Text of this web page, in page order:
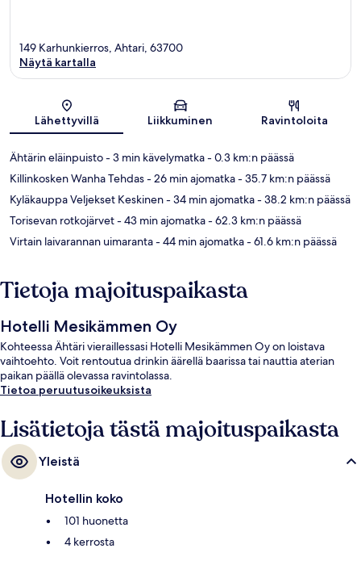
Kartta
149 Karhunkierros, Ahtari, 63700
Näytä kartalla
Lähettyvillä Liikkuminen Ravintoloita
Ähtärin eläinpuisto- 3 min kävelymatka- 0.3 km:n päässä
Killinkosken Wanha Tehdas- 26 min ajomatka- 35.7 km:n päässä
Kyläkauppa Veljekset Keskinen- 34 min ajomatka- 38.2 km:n päässä
Torisevan rotkojärvet- 43 min ajomatka- 62.3 km:n päässä
Virtain laivarannan uimaranta- 44 min ajomatka- 61.6 km:n päässä
Tietoja majoituspaikasta
Hotelli Mesikämmen Oy
Kohteessa Ähtäri vieraillessasi Hotelli Mesikämmen Oy on loistava
vaihtoehto. Voit rentoutua drinkin äärellä baarissa tai nauttia aterian
paikan päällä olevassa ravintolassa.
Tietoa peruutusoikeuksista
Lisätietoja tästä majoituspaikasta
Yleistä
Hotellin koko
101 huonetta
4 kerrosta